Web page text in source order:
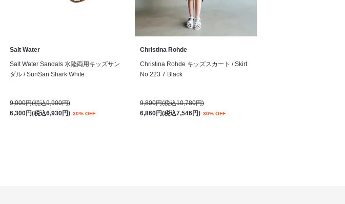
Salt Water
Salt Water Sandals 水陸両用キッズサン
ダル / SunSan Shark White
9,000円(税込9,900円)
6,300円(税込6,930円) 30% OFF
Christina Rohde
Christina Rohde キッズスカート / Skirt
No.223 7 Black
9,800円(税込10,780円)
6,860円(税込7,546円) 30% OFF